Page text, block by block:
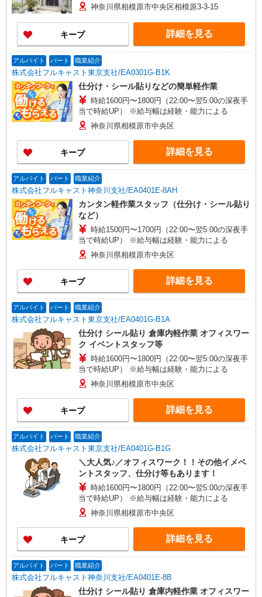
神奈川県相模原市中央区相模原3-3-15
キープ 詳細を見る
アルバイト パート 職業紹介
株式会社フルキャスト東京支社/EA0301G-B1K
仕分け・シール貼りなどの簡単軽作業
時給1600円〜1800円（22:00〜翌5:00の深夜手
当で時給UP） ※給与幅は経験・能力による
神奈川県相模原市中央区
キープ 詳細を見る
アルバイト パート 職業紹介
株式会社フルキャスト神奈川支社/EA0401E-8AH
カンタン軽作業スタッフ（仕分け・シール貼り
など）
時給1500円〜1700円（22:00〜翌5:00の深夜手
当で時給UP） ※給与幅は経験・能力による
神奈川県相模原市中央区
キープ 詳細を見る
アルバイト パート 職業紹介
株式会社フルキャスト東京支社/EA0401G-B1A
仕分け シール貼り 倉庫内軽作業 オフィスワー
ク イベントスタッフ等
時給1600円〜1800円（22:00〜翌5:00の深夜手
当で時給UP） ※給与幅は経験・能力による
神奈川県相模原市中央区
キープ 詳細を見る
アルバイト パート 職業紹介
株式会社フルキャスト東京支社/EA0401G-B1G
＼大人気♪／オフィスワーク！！その他イメベ
ントスタッフ、仕分け等もあります！
時給1600円〜1800円（22:00〜翌5:00の深夜手
当で時給UP） ※給与幅は経験・能力による
神奈川県相模原市中央区
キープ 詳細を見る
アルバイト パート 職業紹介
株式会社フルキャスト神奈川支社/EA0401E-8B
仕分け シール貼り 倉庫内軽作業 オフィスワー